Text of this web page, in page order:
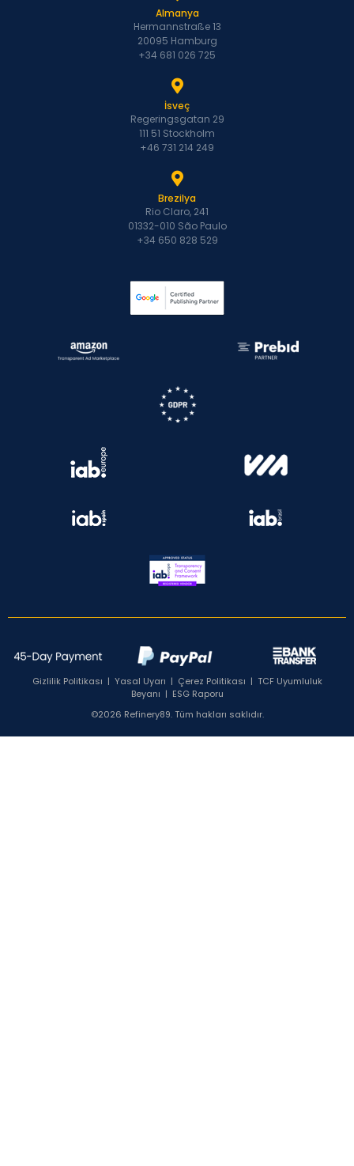
Almanya
Hermannstraße 13
20095 Hamburg
+34 681 026 725
İsveç
Regeringsgatan 29
111 51 Stockholm
+46 731 214 249
Brezilya
Rio Claro, 241
01332-010 São Paulo
+34 650 828 529
Gizlilik Politikası | Yasal Uyarı | Çerez Politikası | TCF Uyumluluk
Beyanı | ESG Raporu
©2026 Refinery89. Tüm hakları saklıdır.